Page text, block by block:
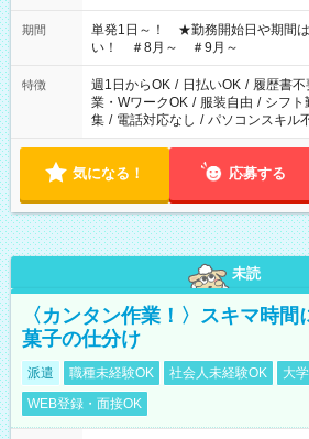
ださい！
期間
単発1日～！ ★勤務開始日や期間は
い！ ＃8月～ ＃9月～
特徴 週1日からOK / 日払いOK / 履歴書不
業・WワークOK / 服装自由 / シフト
集 / 電話対応なし / パソコンスキル
気になる！ 応募する
未読
〈カンタン作業！〉スキマ時
菓子の仕分け
派遣 職種未経験OK 社会人未経験OK 大
WEB登録・面接OK